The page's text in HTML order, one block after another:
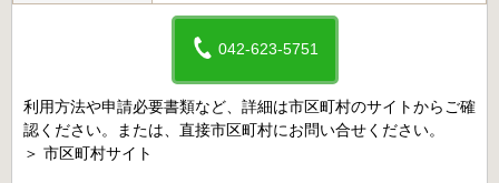
042-623-5751
利用方法や申請必要書類など、詳細は市区町村のサイトからご確
認ください。または、直接市区町村にお問い合せください。
＞ 市区町村サイト